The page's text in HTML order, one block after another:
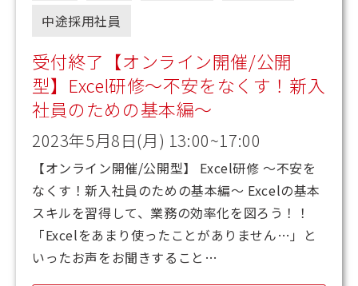
中途採用社員
受付終了【オンライン開催/公開
型】Excel研修～不安をなくす！新入
社員のための基本編～
2023年5月8日(月) 13:00~17:00
【オンライン開催/公開型】 Excel研修 ～不安を
なくす！新入社員のための基本編～ Excelの基本
スキルを習得して、業務の効率化を図ろう！！
「Excelをあまり使ったことがありません…」と
いったお声をお聞きすること…